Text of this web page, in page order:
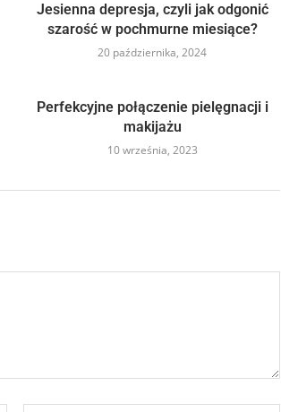
Jesienna depresja, czyli jak odgonić
szarość w pochmurne miesiące?
20 października, 2024
Perfekcyjne połączenie pielęgnacji i
makijażu
10 września, 2023